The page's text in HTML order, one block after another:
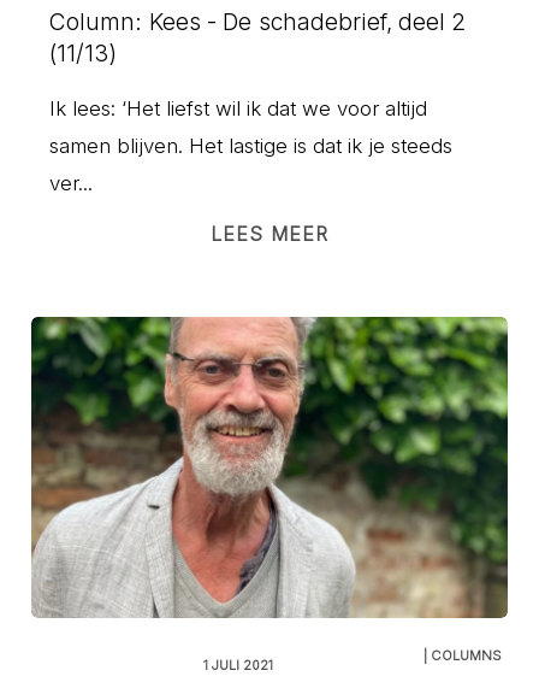
Column: Kees - De schadebrief, deel 2
(11/13)
Ik lees: ‘Het liefst wil ik dat we voor altijd
samen blijven. Het lastige is dat ik je steeds
ver...
LEES MEER
1 JULI 2021
| COLUMNS